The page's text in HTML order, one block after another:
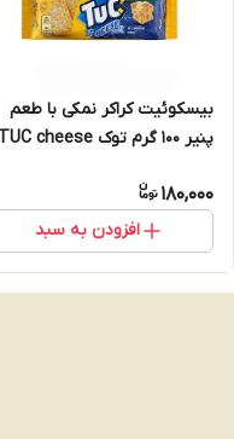
بیسکوئیت کراکر نمکی با طعم
پنیر 100 گرم توک TUC cheese
180,000
افزودن به سبد